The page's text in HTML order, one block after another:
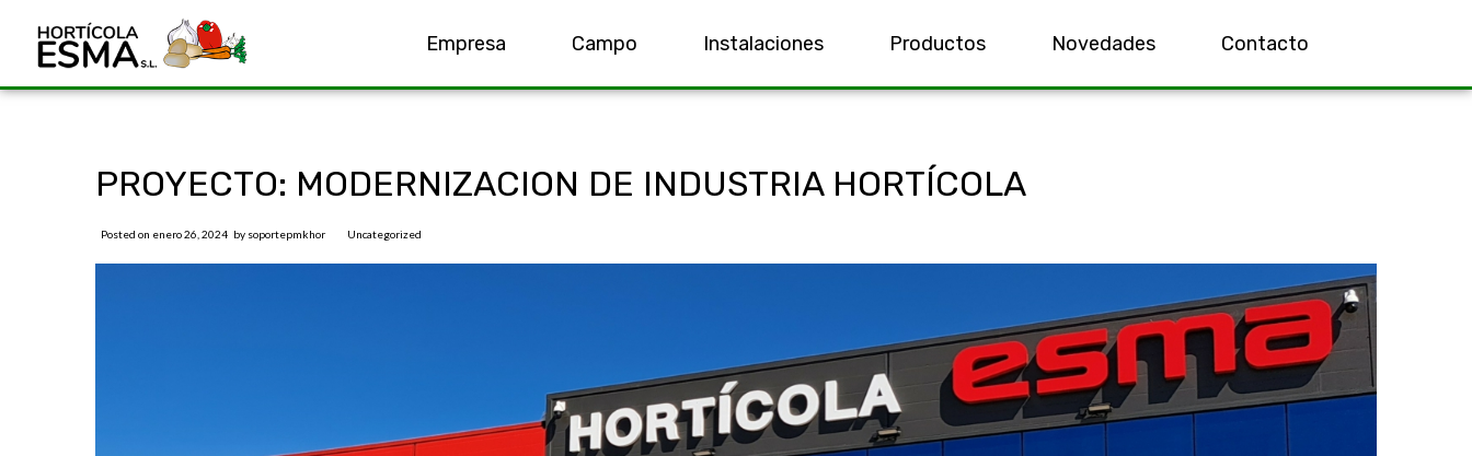
Empresa Campo Instalaciones Productos Novedades Contacto
PROYECTO: MODERNIZACION DE INDUSTRIA HORTÍCOLA
Posted on enero 26, 2024 by soportepmkhor Uncategorized